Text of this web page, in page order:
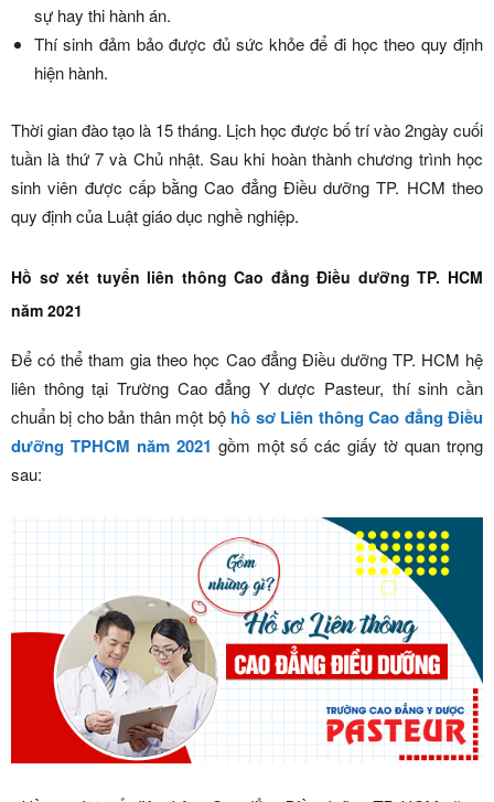
sự hay thi hành án.
Thí sinh đảm bảo được đủ sức khỏe để đi học theo quy định
hiện hành.
Thời gian đào tạo là 15 tháng. Lịch học được bố trí vào 2ngày cuối
tuần là thứ 7 và Chủ nhật. Sau khi hoàn thành chương trình học
sinh viên được cấp bằng Cao đẳng Điều dưỡng TP. HCM theo
quy định của Luật giáo dục nghề nghiệp.
Hồ sơ xét tuyển liên thông Cao đẳng Điều dưỡng TP. HCM
năm 2021
Để có thể tham gia theo học Cao đẳng Điều dưỡng TP. HCM hệ
liên thông tại Trường Cao đẳng Y dược Pasteur, thí sinh cần
chuẩn bị cho bản thân một bộ hồ sơ Liên thông Cao đẳng Điều
dưỡng TPHCM năm 2021 gồm một số các giấy tờ quan trọng
sau: